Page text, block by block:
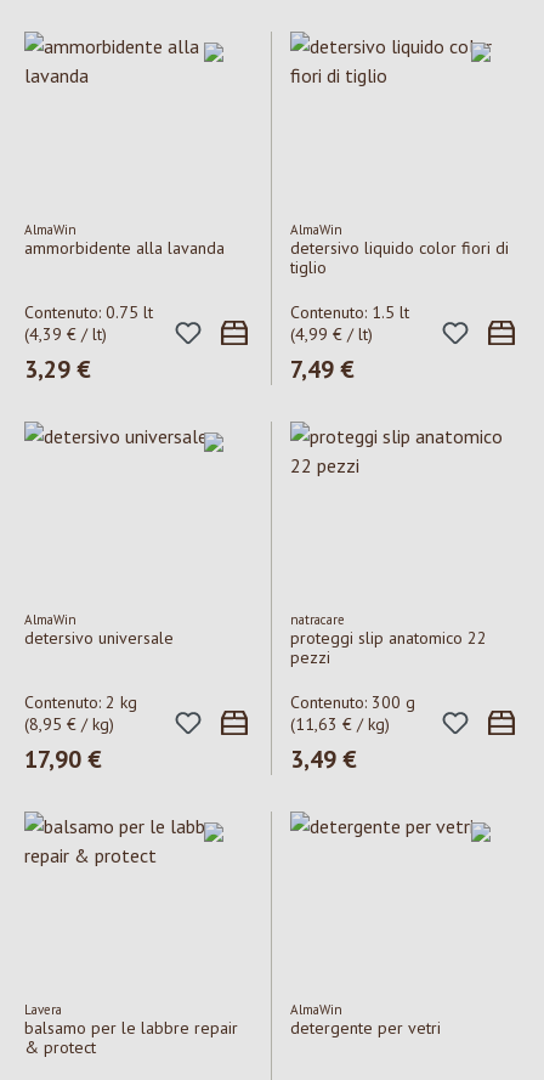
AlmaWin
ammorbidente alla lavanda
Contenuto: 0.75 lt
(4,39 € / lt)
Prezzo normale:
3,29 €
AlmaWin
detersivo liquido color fiori di
tiglio
Contenuto: 1.5 lt
(4,99 € / lt)
Prezzo normale:
7,49 €
AlmaWin
detersivo universale
Contenuto: 2 kg
(8,95 € / kg)
Prezzo normale:
17,90 €
natracare
proteggi slip anatomico 22
pezzi
Contenuto: 300 g
(11,63 € / kg)
Prezzo normale:
3,49 €
Lavera
balsamo per le labbre repair
& protect
AlmaWin
detergente per vetri